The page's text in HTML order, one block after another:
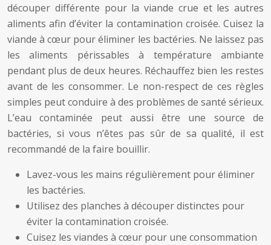
découper différente pour la viande crue et les autres
aliments afin d’éviter la contamination croisée. Cuisez la
viande à cœur pour éliminer les bactéries. Ne laissez pas
les aliments périssables à température ambiante
pendant plus de deux heures. Réchauffez bien les restes
avant de les consommer. Le non-respect de ces règles
simples peut conduire à des problèmes de santé sérieux.
L’eau contaminée peut aussi être une source de
bactéries, si vous n’êtes pas sûr de sa qualité, il est
recommandé de la faire bouillir.
Lavez-vous les mains régulièrement pour éliminer
les bactéries.
Utilisez des planches à découper distinctes pour
éviter la contamination croisée.
Cuisez les viandes à cœur pour une consommation